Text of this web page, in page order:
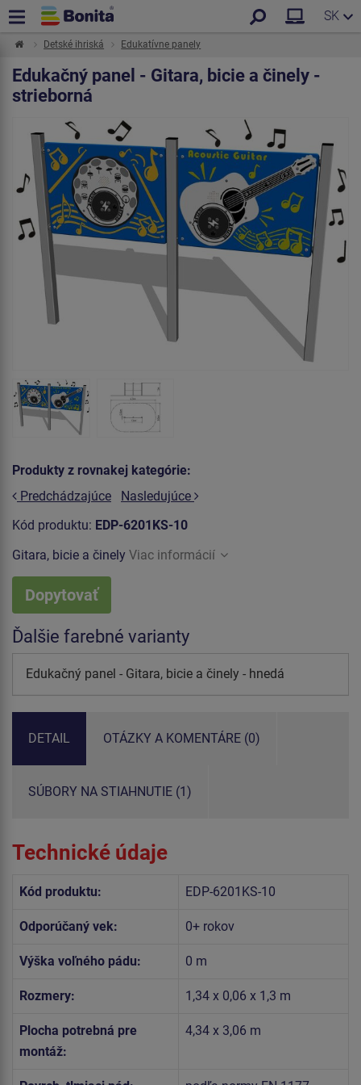
SK
Detské ihriská Edukatívne panely
Edukačný panel - Gitara, bicie a činely -
strieborná
Produkty z rovnakej kategórie:
Predchádzajúce
Nasledujúce
Kód produktu: EDP-6201KS-10
Gitara, bicie a činely Viac informácií
Dopytovať
Ďalšie farebné varianty
Edukačný panel - Gitara, bicie a činely - hnedá
DETAIL OTÁZKY A KOMENTÁRE (0)
SÚBORY NA STIAHNUTIE (1)
Technické údaje
Kód produktu: EDP-6201KS-10
Odporúčaný vek: 0+ rokov
Výška voľného pádu: 0 m
Rozmery: 1,34 x 0,06 x 1,3 m
Plocha potrebná pre
montáž:
4,34 x 3,06 m